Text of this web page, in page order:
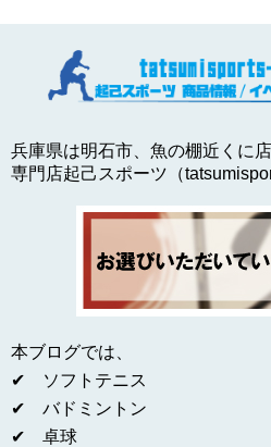
兵庫県は明石市、魚の棚近くに
専門店起己スポーツ（
本ブログでは、
✔ ソフトテニス
✔ バドミントン
✔ 卓球